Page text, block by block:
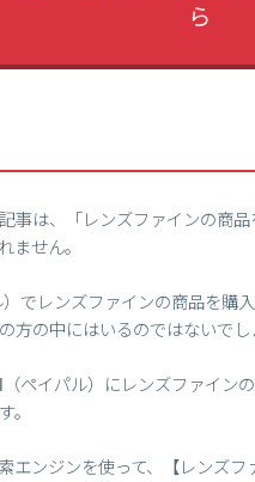
ら
事は、「レンズファインの商
ません。
でレンズファインの商品を購
方の中にはいるのではないでし
ペイパル）にレンズファイン
。
エンジンを使って、【レンズ